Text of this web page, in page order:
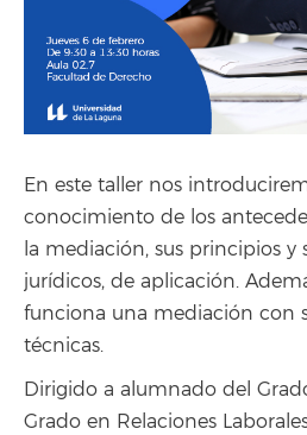
En este taller nos
conocimiento de los
la mediación, sus principios y
jurídicos, de aplicación.
funciona una mediación con
técnicas.
Dirigido a alumnado del
Grado en Relaciones